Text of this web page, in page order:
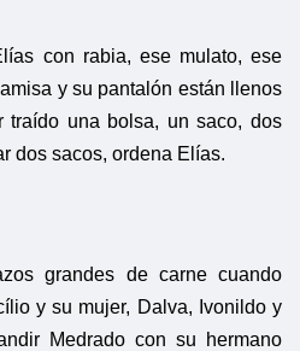
con rabia, ese mulato, ese
y su pantalón están llenos
traído una bolsa, un saco, dos
dos sacos, ordena Elías.
grandes de carne cuando
y su mujer, Dalva, Ivonildo y
Medrado con su hermano